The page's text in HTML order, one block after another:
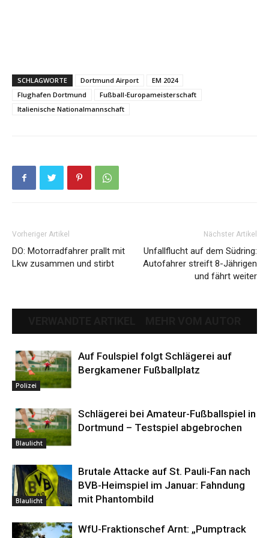
SCHLAGWORTE Dortmund Airport
EM 2024
Flughafen Dortmund
Fußball-Europameisterschaft
Italienische Nationalmannschaft
Vorheriger Artikel
DO: Motorradfahrer prallt mit
Lkw zusammen und stirbt
Nächster Artikel
Unfallflucht auf dem Südring:
Autofahrer streift 8-Jährigen
und fährt weiter
Polizei
Auf Foulspiel folgt Schlägerei auf
Bergkamener Fußballplatz
Blaulicht
Schlägerei bei Amateur-Fußballspiel in
Dortmund – Testspiel abgebrochen
Blaulicht
Brutale Attacke auf St. Pauli-Fan nach
BVB-Heimspiel im Januar: Fahndung
mit Phantombild
WfU-Fraktionschef Arnt: „Pumptrack